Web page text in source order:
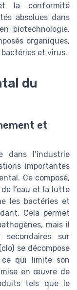
la conformité
absolues dans
biotechnologie,
organiques,
et virus.
du
et
dans l’industrie
importantes
Ce composé,
l’eau et la lutte
les bactéries et
Cela permet
mais il
sur
se décompose
ce qui limite son
en œuvre de
tels que le